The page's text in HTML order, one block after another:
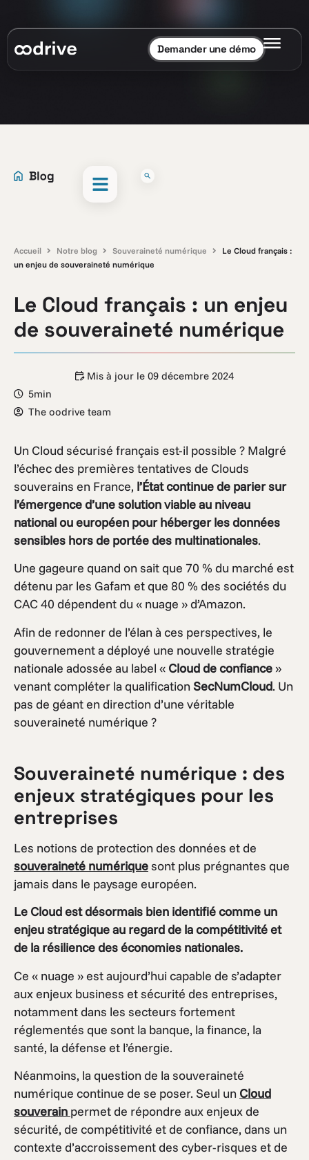
Demander une démo
Accueil Notre blog Souveraineté numérique
Le Cloud français :
un enjeu de souveraineté numérique
Le Cloud français : un enjeu
de souveraineté numérique
Mis à jour le 09 décembre 2024
5min
The oodrive team
Un Cloud sécurisé français est-il possible ? Malgré
l’échec des premières tentatives de Clouds
souverains en France, l’État continue de parier sur
l’émergence d’une solution viable au niveau
national ou européen pour héberger les données
sensibles hors de portée des multinationales.
Une gageure quand on sait que 70 % du marché est
détenu par les Gafam et que 80 % des sociétés du
CAC 40 dépendent du « nuage » d’Amazon.
Afin de redonner de l’élan à ces perspectives, le
gouvernement a déployé une nouvelle stratégie
nationale adossée au label « Cloud de confiance »
venant compléter la qualification SecNumCloud. Un
pas de géant en direction d’une véritable
souveraineté numérique ?
Souveraineté numérique : des
enjeux stratégiques pour les
entreprises
Les notions de protection des données et de
souveraineté numériquesont plus prégnantes que
jamais dans le paysage européen.
Le Cloud est désormais bien identifié comme un
enjeu stratégique au regard de la compétitivité et
de la résilience des économies nationales.
Ce « nuage » est aujourd’hui capable de s’adapter
aux enjeux business et sécurité des entreprises,
notamment dans les secteurs fortement
réglementés que sont la banque, la finance, la
santé, la défense et l’énergie.
Néanmoins, la question de la souveraineté
numérique continue de se poser. Seul un Cloud
souverain permet de répondre aux enjeux de
sécurité, de compétitivité et de confiance, dans un
contexte d’accroissement des cyber-risques et de